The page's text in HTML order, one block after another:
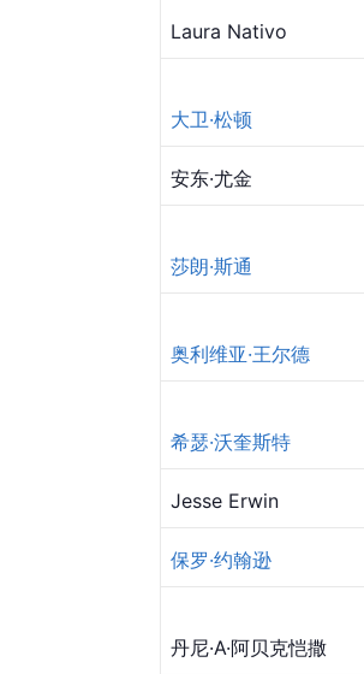
Laura Nativo
大卫·松顿
安东·尤金
莎朗·斯通
奥利维亚·王尔德
希瑟·沃奎斯特
Jesse Erwin
保罗·约翰逊
丹尼·A·阿贝克恺撒